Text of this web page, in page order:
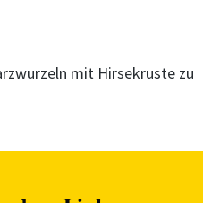
mit Hirsekruste zu